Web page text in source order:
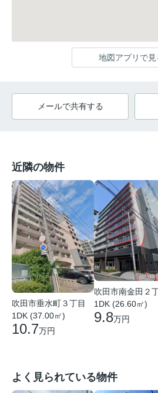
地図アプリで見
メールで共有する
近隣の物件
吹田市垂水町３丁目
1DK (37.00㎡)
10.7万円
吹田市南金田２
1DK (26.60㎡)
9.8万円
よく見られている物件